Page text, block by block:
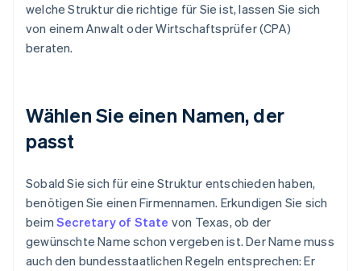
welche Struktur die richtige für Sie ist, lassen Sie sich
von einem Anwalt oder Wirtschaftsprüfer (CPA)
beraten.
Wählen Sie einen Namen, der
passt
Sobald Sie sich für eine Struktur entschieden haben,
benötigen Sie einen Firmennamen. Erkundigen Sie sich
beim Secretary of State von Texas, ob der
gewünschte Name schon vergeben ist. Der Name muss
auch den bundesstaatlichen Regeln entsprechen: Er